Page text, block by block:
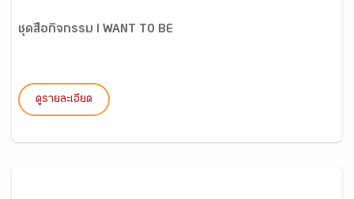
ชุดสื่อกิจกรรม I WANT TO BE
ดูรายละเอียด